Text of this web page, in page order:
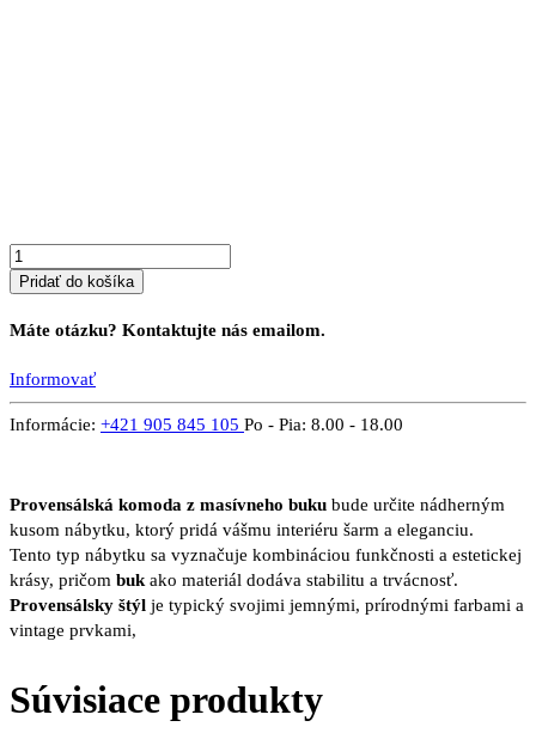
Pridať do košíka
Máte otázku? Kontaktujte nás emailom.
Informovať
Informácie: +421 905 845 105 Po - Pia: 8.00 - 18.00
Provensálská komoda z masívneho buku bude určite nádherným
kusom nábytku, ktorý pridá vášmu interiéru šarm a eleganciu.
Tento typ nábytku sa vyznačuje kombináciou funkčnosti a estetickej
krásy, pričom buk ako materiál dodáva stabilitu a trvácnosť.
Provensálsky štýl je typický svojimi jemnými, prírodnými farbami a
vintage prvkami,
Súvisiace produkty